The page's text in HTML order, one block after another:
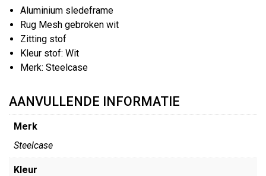
Aluminium sledeframe
Rug Mesh gebroken wit
Zitting stof
Kleur stof: Wit
Merk: Steelcase
AANVULLENDE INFORMATIE
Merk
Steelcase
Kleur